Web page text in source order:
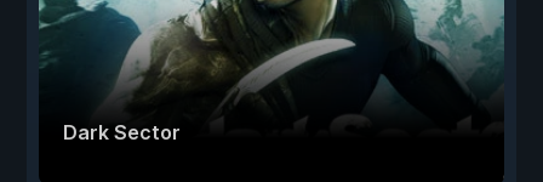
Dark Sector